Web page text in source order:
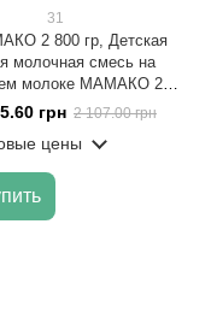
31
2 800 гр, Детская
молочная смесь на
молоке МАМАКО 2
6-12 мес, 800 гр
грн 2 107.00 грн
цены